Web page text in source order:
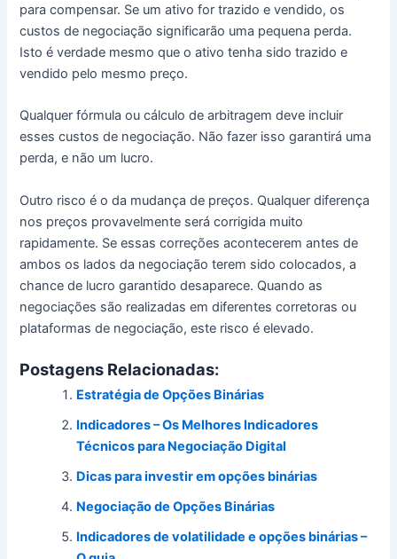
para compensar. Se um ativo for trazido e vendido, os
custos de negociação significarão uma pequena perda.
Isto é verdade mesmo que o ativo tenha sido trazido e
vendido pelo mesmo preço.
Qualquer fórmula ou cálculo de arbitragem deve incluir
esses custos de negociação. Não fazer isso garantirá uma
perda, e não um lucro.
Outro risco é o da mudança de preços. Qualquer diferença
nos preços provavelmente será corrigida muito
rapidamente. Se essas correções acontecerem antes de
ambos os lados da negociação terem sido colocados, a
chance de lucro garantido desaparece. Quando as
negociações são realizadas em diferentes corretoras ou
plataformas de negociação, este risco é elevado.
Postagens Relacionadas:
Estratégia de Opções Binárias
Indicadores – Os Melhores Indicadores
Técnicos para Negociação Digital
Dicas para investir em opções binárias
Negociação de Opções Binárias
Indicadores de volatilidade e opções binárias –